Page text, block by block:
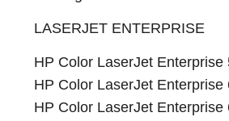
LASERJET ENTERPRISE
HP Color LaserJet
HP Color LaserJet
HP Color LaserJet